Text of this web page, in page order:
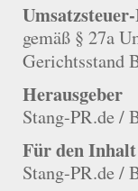
gemäß § 27a
Gerichtsstand
Herausgeber
Stang-PR.de /
Für den
Stang-PR.de /